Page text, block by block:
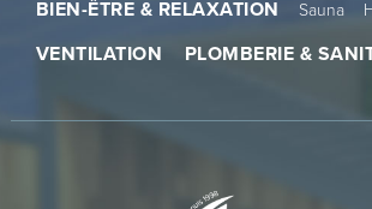
BIEN-ÊTRE & RELAXATION Sauna
VENTILATION PLOMBERIE &